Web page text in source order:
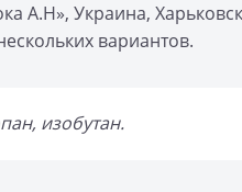
А.Н», Украина,
вариантов.
изобутан.